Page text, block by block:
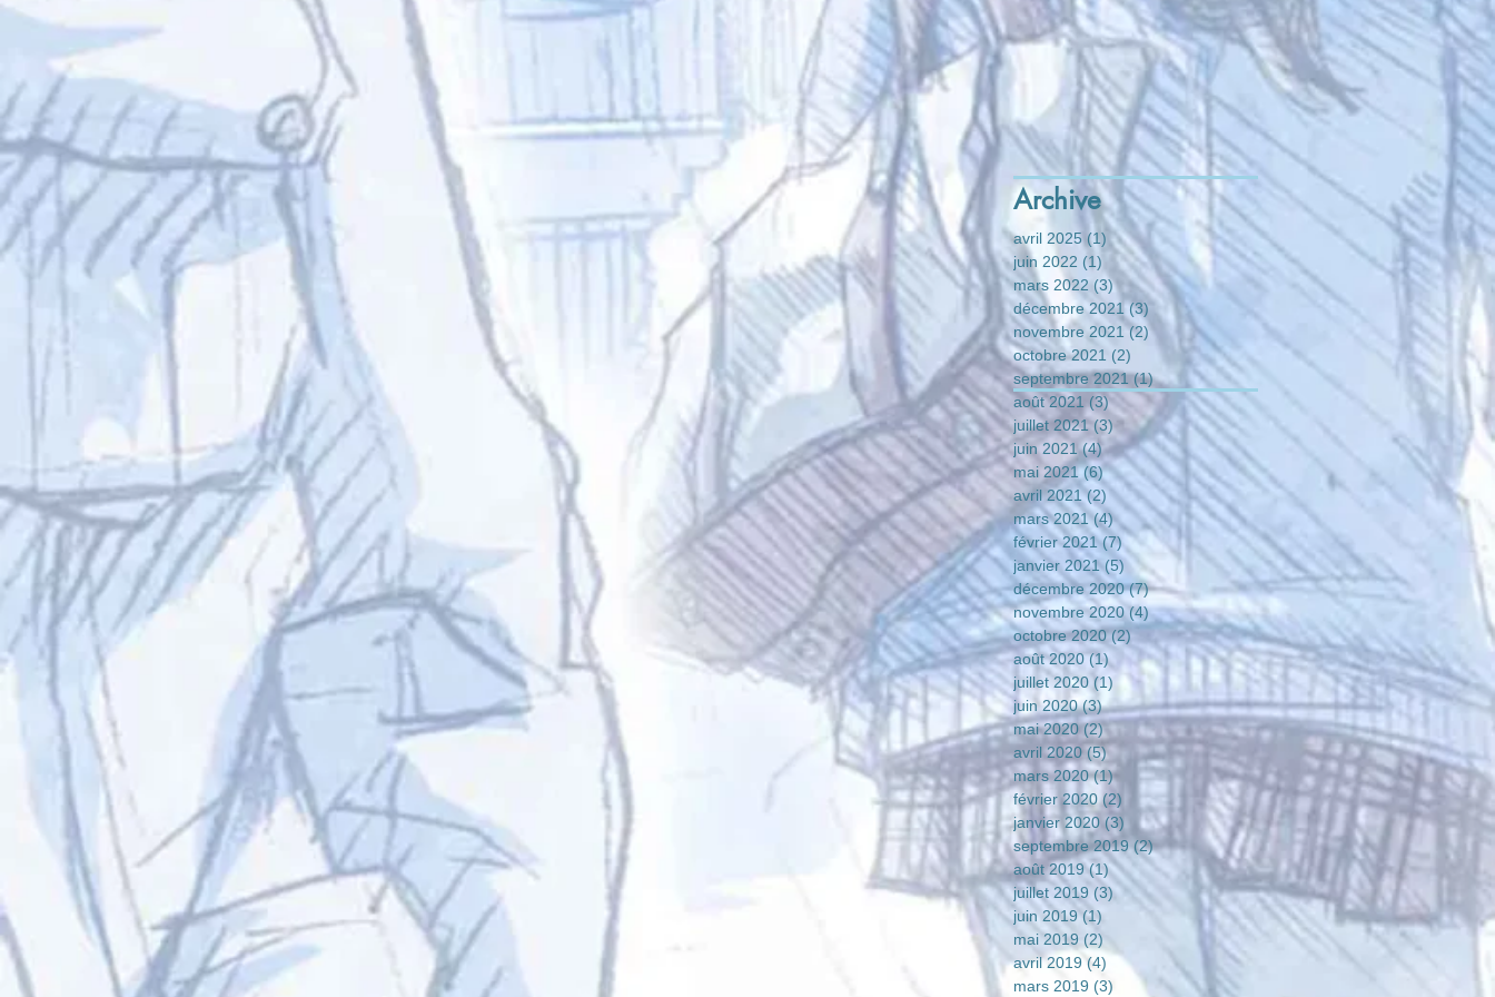
Archive
avril 2025 (1) 1 post
juin 2022 (1) 1 post
mars 2022 (3)3 posts
décembre 2021 (3) 3 posts
novembre 2021 (2)2 posts
octobre 2021 (2)
septembre 2021 (1)1 post
août 2021 (3)3 posts
juillet 2021 (3) 3 posts
juin 2021 (4)4 posts
mai 2021 (6)6 posts
avril 2021 (2)2 posts
mars 2021 (4)4 posts
février 2021 (7) 7 posts
janvier 2021 (5) 5 posts
décembre 2020 (7)7 posts
novembre 2020 (4)4 posts
octobre 2020 (2)2 posts
août 2020 (1)1 post
juillet 2020 (1) 1 post
juin 2020 (3)3 posts
mai 2020 (2)2 posts
avril 2020 (5)5 posts
mars 2020 (1)1 post
février 2020 (2) 2 posts
janvier 2020 (3) 3 posts
septembre 2019 (2)2 posts
août 2019 (1)1 post
juillet 2019 (3)3 posts
juin 2019 (1)1 post
mai 2019 (2)
avril 2019 (4) 4 posts
mars 2019 (3) 3 posts